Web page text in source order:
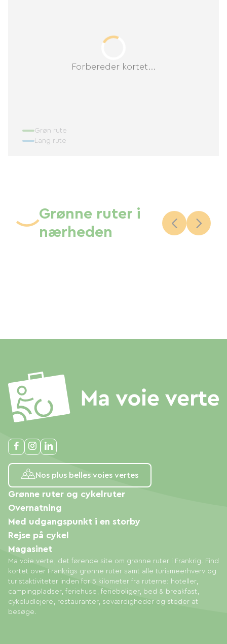
Forbereder kortet...
Grøn rute
Lang rute
Grønne ruter i
nærheden
Nos plus belles voies vertes
Ma voie verte, det førende site om grønne ruter i Frankrig. Find
kortet over Frankrigs grønne ruter samt alle turismeerhverv og
turistaktiviteter inden for 5 kilometer fra ruterne: hoteller,
campingpladser, feriehuse, ferieboliger, bed & breakfast,
cykeludlejere, restauranter, seværdigheder og steder at
besøge.
Grønne ruter og cykelruter
Overnatning
Med udgangspunkt i en storby
Rejse på cykel
Magasinet